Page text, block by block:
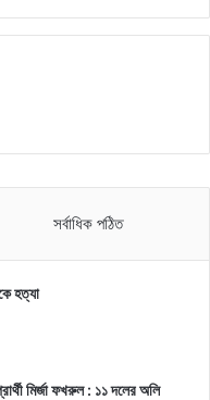
সর্বাধিক পঠিত
হত্যা
মির্জা ফখরুল : ১১ দলের অলি